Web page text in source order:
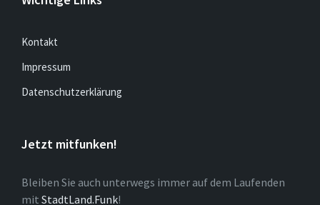
Kontakt
Impressum
Datenschutzerklärung
Jetzt mitfunken!
Bleiben Sie auch unterwegs immer auf dem Laufenden
mit StadtLand.Funk!